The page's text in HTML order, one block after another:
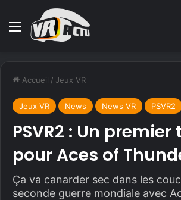
Menu
Accueil / Jeux VR
Jeux VR News News VR PSVR2
PSVR2 : Un
pour Aces of
Ça va canarder sec dans les
seconde guerre mondiale avec